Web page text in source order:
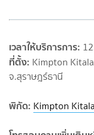
เวลาให้บริการการ:
ที่ตั้ง: Kimpton
จ.สุราษฎร์ธานี
พิกัด: Kimpton